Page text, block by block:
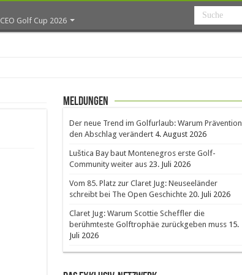
CEO Golf Cup 2026
Meldungen
Der neue Trend im Golfurlaub: Warum Prävention
den Abschlag verändert 4. August 2026
Luštica Bay baut Montenegros erste Golf-
Community weiter aus 23. Juli 2026
Vom 85. Platz zur Claret Jug: Neuseeländer
schreibt bei The Open Geschichte 20. Juli 2026
Claret Jug: Warum Scottie Scheffler die
berühmteste Golftrophäe zurückgeben muss 15.
Juli 2026